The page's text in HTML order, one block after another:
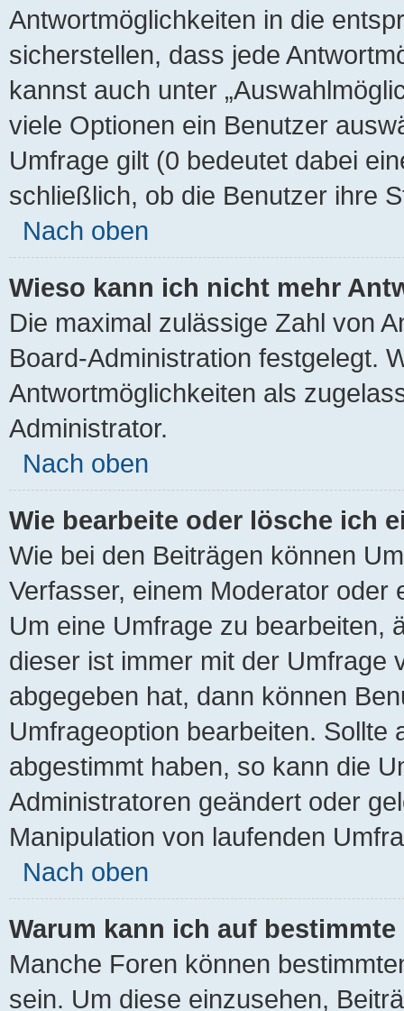
Antwortmöglichkeiten in die
sicherstellen, dass jede
kannst auch unter
viele Optionen ein Benutzer
Umfrage gilt (0 bedeutet dabei
schließlich, ob die Benutzer ihre
Nach oben
Wieso kann ich nicht mehr
Die maximal zulässige Zahl von
Board-Administration festgelegt.
Antwortmöglichkeiten als
Administrator.
Nach oben
Wie bearbeite oder lösche ich
Wie bei den Beiträgen können
Verfasser, einem Moderator oder
Um eine Umfrage zu bearbeiten,
dieser ist immer mit der Umfrage
abgegeben hat, dann können
Umfrageoption bearbeiten. Sollte
abgestimmt haben, so kann die
Administratoren geändert oder
Manipulation von laufenden
Nach oben
Warum kann ich auf
Manche Foren können
sein. Um diese einzusehen,